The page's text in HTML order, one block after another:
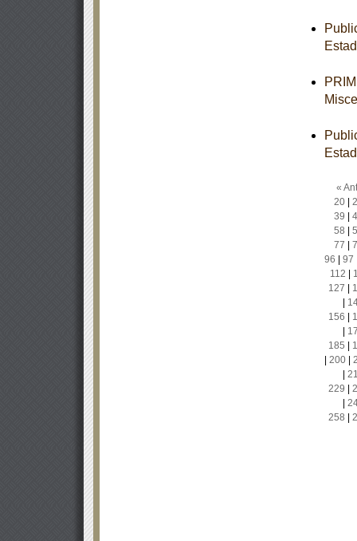
«
20|
39
58
77
96
97
112
127
156
185
200|
229
258